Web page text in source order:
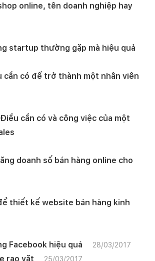
online, tên doanh nghiệp hay
startup thường gặp mà hiệu quả
cần có để trở thành một nhân viên
cần có và công việc của một
doanh số bán hàng online cho
thiết kế website bán hàng kinh
Facebook hiệu quả 28/03/2017
rao vặt 25/03/2017